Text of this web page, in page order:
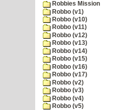
Robbies Mission
Robbo (v1)
Robbo (v10)
Robbo (v11)
Robbo (v12)
Robbo (v13)
Robbo (v14)
Robbo (v15)
Robbo (v16)
Robbo (v17)
Robbo (v2)
Robbo (v3)
Robbo (v4)
Robbo (v5)